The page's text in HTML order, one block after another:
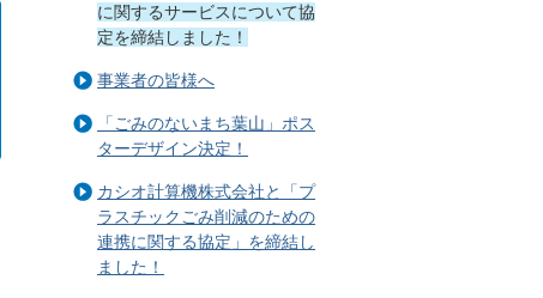
に関するサービスについて協
定を締結しました！
事業者の皆様へ
「ごみのないまち葉山」ポス
ターデザイン決定！
カシオ計算機株式会社と「プ
ラスチックごみ削減のための
連携に関する協定」を締結し
ました！